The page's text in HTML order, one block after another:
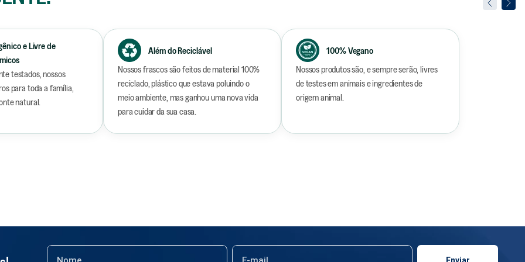
e Livre de
testados, nossos
para toda a família,
natural.
Além do Reciclável
Nossos frascos são feitos de material 100%
reciclado, plástico que estava poluindo o
meio ambiente, mas ganhou uma nova vida
para cuidar da sua casa.
100% Vegano
Nossos produtos são, e sempre serão, livres
de testes em animais e ingredientes de
origem animal.
de Origem Natural
Embalagem com Plástico